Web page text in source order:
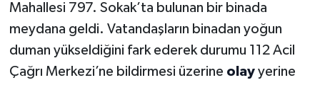
Mahallesi 797. Sokak’ta bulunan bir binada
meydana geldi. Vatandaşların binadan yoğun
duman yükseldiğini fark ederek durumu 112 Acil
Çağrı Merkezi’ne bildirmesi üzerine olay yerine